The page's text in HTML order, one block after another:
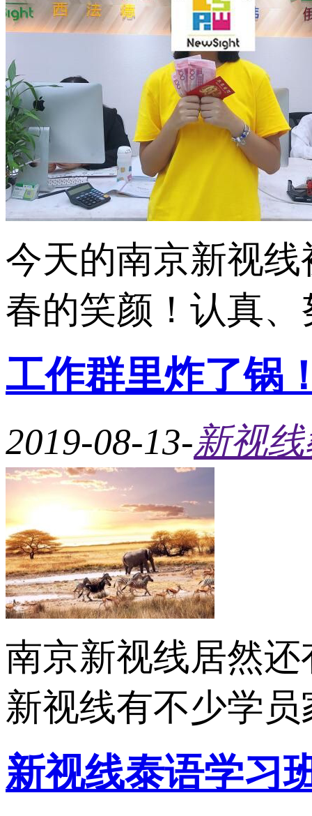
今天的南京新视
春的笑颜！认真
工作群里炸了锅
2019-08-13-新视
南京新视线居然
新视线有不少学员
新视线泰语学习